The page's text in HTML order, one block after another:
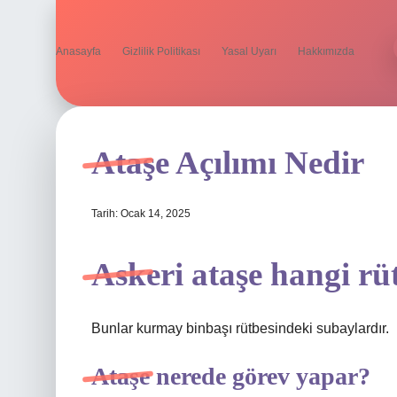
Anasayfa Gizlilik Politikası Yasal Uyarı Hakkımızda
Ataşe Açılımı Nedir
Tarih: Ocak 14, 2025
Askeri ataşe hangi
Bunlar kurmay binbaşı rütbesindeki subaylardır.
Ataşe nerede görev yapar?